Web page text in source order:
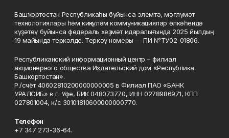
Башҡортостан Республикаһы буйынса элемтә, мәғлүмәт
технологиялары һәм киңкүләм коммуникациялар өлкәһендә
күҙәтеү буйынса федераль хеҙмәт идаралығында 2025 йылдың
19 майында теркәлде. Теркәү номеры — ПИ №ТУ02-01806.
Республиканский информационный центр – филиал
акционерного общества Издательский дом «Республика
Башкортостан».
Р./счёт 40602810200000000005 в Филиал ПАО «БАНК
УРАЛСИБ» в г. Уфе, БИК 048073770, ИНН 0278986971, КПП
027801004, к/с 30101810600000000770.
Телефон
+7 347 273-36-64.